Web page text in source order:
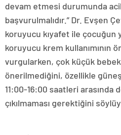
devam etmesi durumunda
başvurulmalıdır.” Dr. Evşen
koruyucu kıyafet ile çocuğun
koruyucu krem kullanımının
vurgularken, çok küçük
önerilmediğini, özellikle güneş
11:00-16:00 saatleri arasında
çıkılmaması gerektiğini